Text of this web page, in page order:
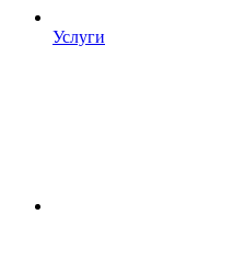
Услуги